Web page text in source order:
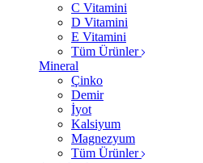
C Vitamini
D Vitamini
E Vitamini
Tüm Ürünler
Mineral
Çinko
Demir
İyot
Kalsiyum
Magnezyum
Tüm Ürünler